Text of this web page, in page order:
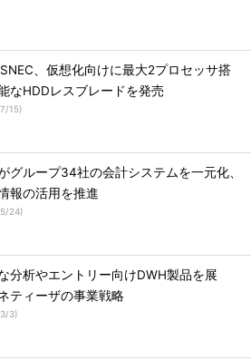
、仮想化向けに最大2プロセッサ搭
なHDDレスブレードを発売
15)
グループ34社の会計システムを一元化、
報の活用を推進
24)
分析やエントリー向けDWH製品を展
ティーザの事業戦略
3)